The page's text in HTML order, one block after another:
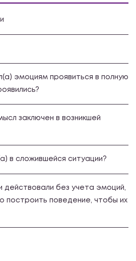
эмоциям проявиться в полную
заключен в возникшей
в сложившейся ситуации?
действовали без учета эмоций,
построить поведение, чтобы их